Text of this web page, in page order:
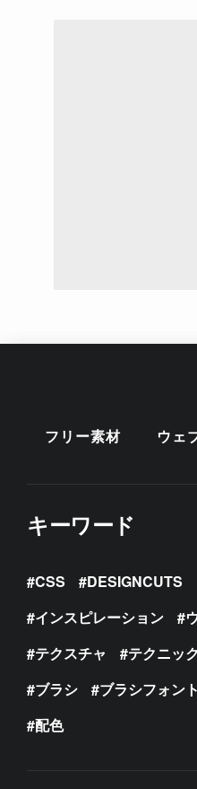
フリー素材 ウェ
キーワード
CSS DESIGNCUTS
インスピレーション
テクスチャ
テクニック
ブラシ
ブラシフォント
配色